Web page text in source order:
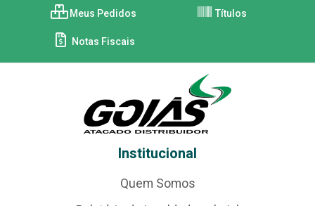
Meus Pedidos Títulos
Notas Fiscais
Institucional
Quem Somos